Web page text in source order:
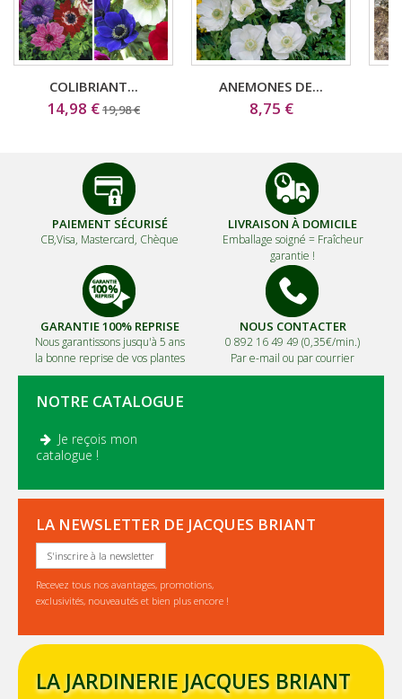
COLIBRIANT...
14,98 €19,98 €
ANEMONES DE...
8,75 €
PAIEMENT SÉCURISÉ
CB,Visa, Mastercard, Chèque
LIVRAISON À DOMICILE
Emballage soigné = Fraîcheur
garantie !
GARANTIE 100% REPRISE
Nous garantissons jusqu'à 5 ans
la bonne reprise de vos plantes
NOUS CONTACTER
0 892 16 49 49 (0,35€/min.)
Par e-mail ou par courrier
NOTRE CATALOGUE
Je reçois mon
catalogue !
LA NEWSLETTER DE JACQUES BRIANT
S'inscrire à la newsletter
Recevez tous nos avantages, promotions,
exclusivités, nouveautés et bien plus encore !
LA JARDINERIE JACQUES BRIANT